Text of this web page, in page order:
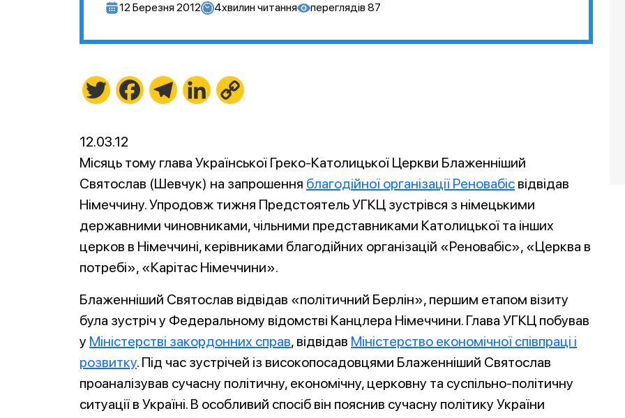
12 Березня 2012 4хвилин читання переглядів 87
Twitter FacebookTelegramLinkedIn
12.03.12
Місяць тому глава Української Греко-Католицької Церкви Блаженніший
Святослав (Шевчук) на запрошення благодійної організації Реновабіс відвідав
Німеччину. Упродовж тижня Предстоятель УГКЦ зустрівся з німецькими
державними чиновниками, чільними представниками Католицької та інших
церков в Німеччині, керівниками благодійних організацій «Реновабіс», «Церква в
потребі», «Карітас Німеччини».
Блаженніший Святослав відвідав «політичний Берлін», першим етапом візиту
була зустріч у Федеральному відомстві Канцлера Німеччини. Глава УГКЦ побував
у Міністерстві закордонних справ, відвідав Міністерство економічної співпраці і
розвитку. Під час зустрічей із високопосадовцями Блаженніший Святослав
проаналізував сучасну політичну, економічну, церковну та суспільно-політичну
ситуації в Україні. В особливий спосіб він пояснив сучасну політику України